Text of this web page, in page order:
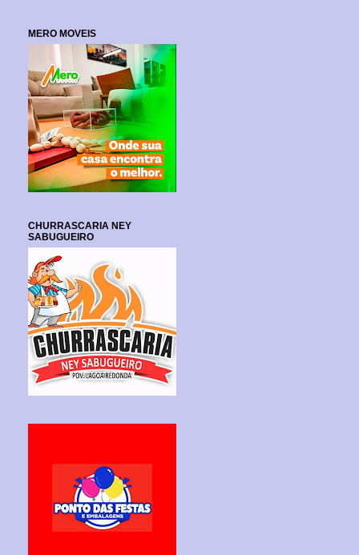
MERO MOVEIS
CHURRASCARIA NEY
SABUGUEIRO